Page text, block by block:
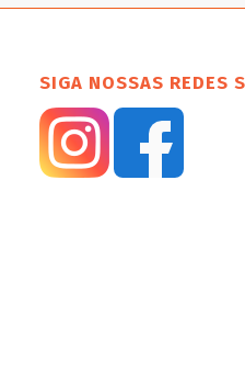
SIGA NOSSAS REDES